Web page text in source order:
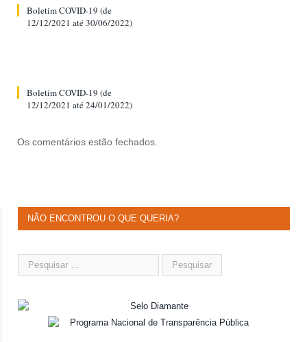
Boletim COVID-19 (de
12/12/2021 até 30/06/2022)
Boletim COVID-19 (de
12/12/2021 até 24/01/2022)
Os comentários estão fechados.
NÃO ENCONTROU O QUE QUERIA?